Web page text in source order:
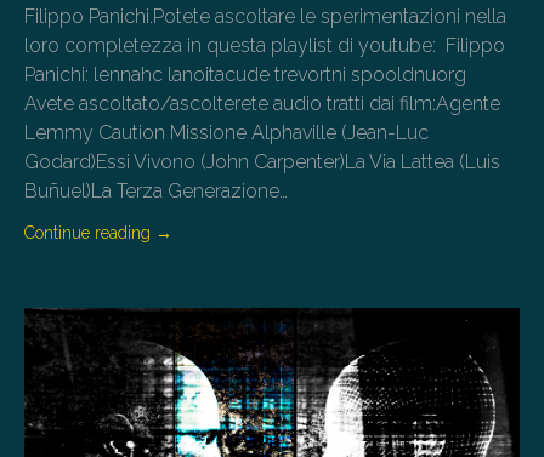
Filippo Panichi.Potete ascoltare le sperimentazioni nella
loro completezza in questa playlist di youtube: Filippo
Panichi: lennahc lanoitacude trevortni spooldnuorg
Avete ascoltato/ascolterete audio tratti dai film:Agente
Lemmy Caution Missione Alphaville (Jean-Luc
Godard)Essi Vivono (John Carpenter)La Via Lattea (Luis
Buñuel)La Terza Generazione…
Continue reading →